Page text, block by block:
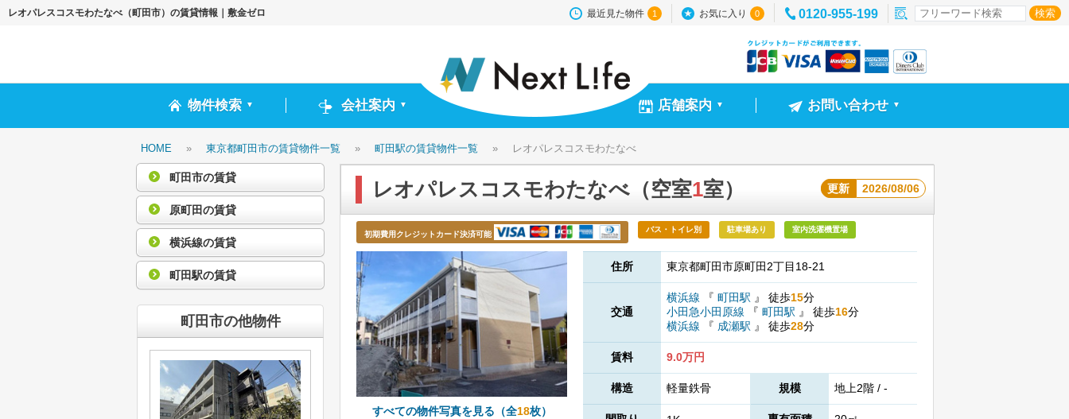
レオパレスコスモわたなべ（町田市）の賃貸情報｜敷金ゼロ 最近見た物件 1 お気に入り 0 0120-955-199
物件検索 ▼ 会社案内 ▼ 店舗案内 ▼ お問い合わせ ▼
HOME » 東京都町田市の賃貸物件一覧 » 町田駅の賃貸物件一覧 » レオパレスコスモわたなべ
レオパレスコスモわたなべ（空室1室） 更新 2026/08/06
初期費用クレジットカード決済可能
バス・トイレ別 駐車場あり 室内洗濯機置場
すべての物件写真を見る（全18枚）
住所 東京都町田市原町田2丁目18-21
交通
横浜線 『 町田駅 』 徒歩15分
小田急小田原線
『 町田駅 』 徒歩16分
横浜線
『 成瀬駅 』 徒歩28分
賃料 9.0万円
構造 軽量鉄骨 規模 地上2階 / -
町田市の賃貸
原町田の賃貸
横浜線の賃貸
町田駅の賃貸
町田市の他物件